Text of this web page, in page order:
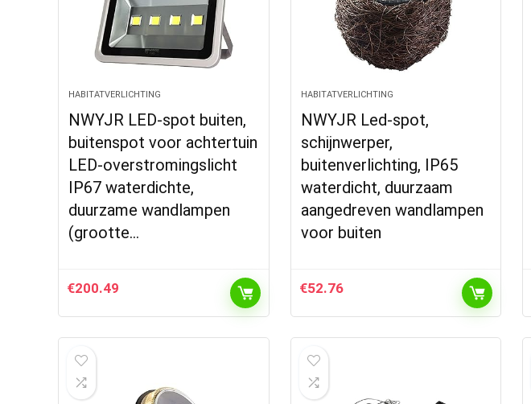
HABITATVERLICHTING
NWYJR LED-spot buiten,
buitenspot voor achtertuin
LED-overstromingslicht
IP67 waterdichte,
duurzame wandlampen
(grootte…
€200.49
HABITATVERLICHTING
NWYJR Led-spot,
schijnwerper,
buitenverlichting, IP65
waterdicht, duurzaam
aangedreven wandlampen
voor buiten
€52.76